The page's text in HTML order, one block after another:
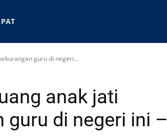
guru di negeri...
anak jati
guru di negeri ini –